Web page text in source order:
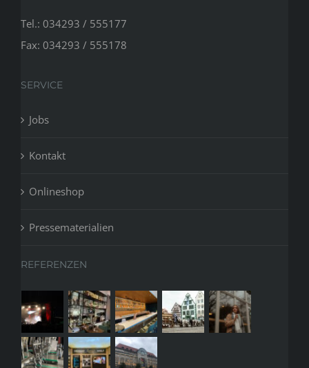
Tel.: 034293 / 555177
Fax: 034293 / 555178
SERVICE
Jobs
Kontakt
Onlineshop
Pressematerialien
REFERENZEN